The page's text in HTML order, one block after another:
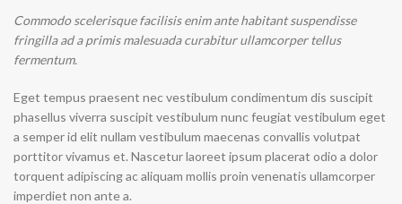
Commodo scelerisque facilisis enim ante habitant suspendisse
fringilla ad a primis malesuada curabitur ullamcorper tellus
fermentum.
Eget tempus praesent nec vestibulum condimentum dis suscipit
phasellus viverra suscipit vestibulum nunc feugiat vestibulum eget
a semper id elit nullam vestibulum maecenas convallis volutpat
porttitor vivamus et. Nascetur laoreet ipsum placerat odio a dolor
torquent adipiscing ac aliquam mollis proin venenatis ullamcorper
imperdiet non ante a.